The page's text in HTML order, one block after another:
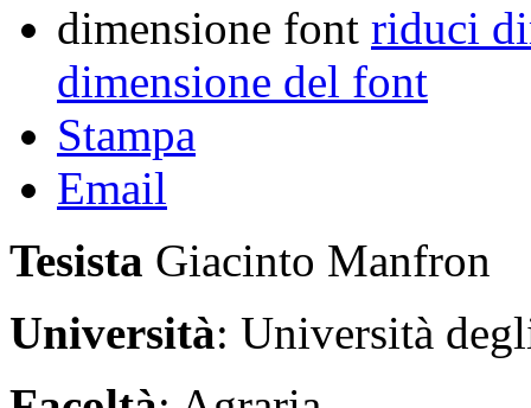
dimensione font riduci
dimensione del font
Stampa
Email
Tesista Giacinto Manfron
Università: Università